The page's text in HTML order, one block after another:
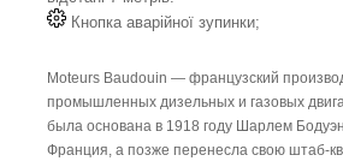
Кнопка аварійної зупинки;
Moteurs Baudouin — французский
промышленных дизельных и газовых
была основана в 1918 году Шарлем
Франция, а позже перенесла свою штаб-